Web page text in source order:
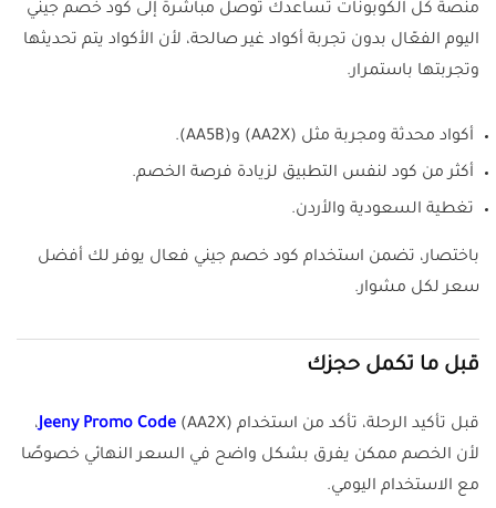
منصة كل الكوبونات تساعدك توصل مباشرة إلى كود خصم جيني
اليوم الفعّال بدون تجربة أكواد غير صالحة، لأن الأكواد يتم تحديثها
وتجربتها باستمرار.
أكواد محدثة ومجربة مثل (AA2X) و(AA5B).
أكثر من كود لنفس التطبيق لزيادة فرصة الخصم.
تغطية السعودية والأردن.
باختصار، تضمن استخدام كود خصم جيني فعال يوفر لك أفضل
سعر لكل مشوار.
قبل ما تكمل حجزك
قبل تأكيد الرحلة، تأكد من استخدام Jeeny Promo Code(AA2X)،
لأن الخصم ممكن يفرق بشكل واضح في السعر النهائي خصوصًا
مع الاستخدام اليومي.